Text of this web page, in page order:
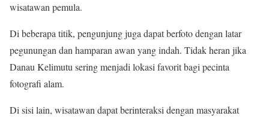
wisatawan pemula.
Di beberapa titik, pengunjung juga dapat berfoto dengan latar
pegunungan dan hamparan awan yang indah. Tidak heran jika
Danau Kelimutu sering menjadi lokasi favorit bagi pecinta
fotografi alam.
Di sisi lain, wisatawan dapat berinteraksi dengan masyarakat